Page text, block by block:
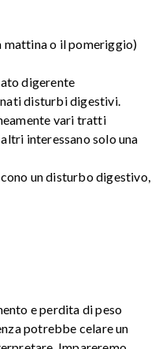
mattina o il pomeriggio)
digerente
disturbi digestivi.
vari tratti
interessano solo una
un disturbo digestivo,
e perdita di peso
potrebbe celare un